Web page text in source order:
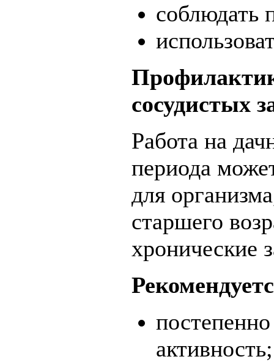
соблюдать
сосудистых
Работа на
периода
для
старшего
хронические
активность;